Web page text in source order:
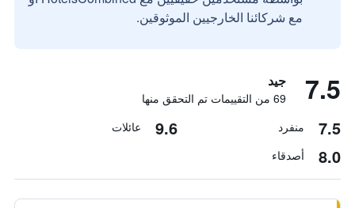
مع شركائنا الخارجيين الموثوقين.
7.5 جيد
69 من التقييمات تم التحقق منها
7.5 منفرد 9.6 عائلات
8.0 أصدقاء